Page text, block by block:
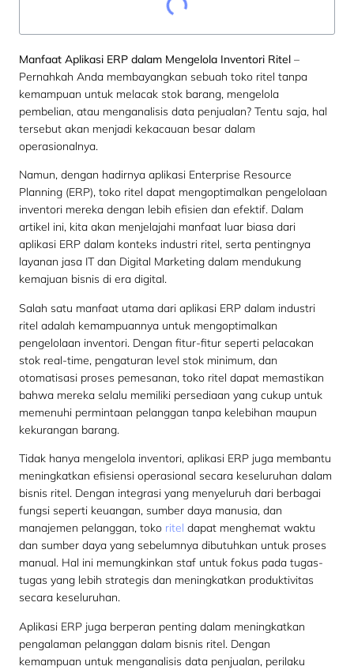
Manfaat Aplikasi ERP dalam Mengelola Inventori Ritel –
Pernahkah Anda membayangkan sebuah toko ritel tanpa
kemampuan untuk melacak stok barang, mengelola
pembelian, atau menganalisis data penjualan? Tentu saja, hal
tersebut akan menjadi kekacauan besar dalam
operasionalnya.
Namun, dengan hadirnya aplikasi Enterprise Resource
Planning (ERP), toko ritel dapat mengoptimalkan pengelolaan
inventori mereka dengan lebih efisien dan efektif. Dalam
artikel ini, kita akan menjelajahi manfaat luar biasa dari
aplikasi ERP dalam konteks industri ritel, serta pentingnya
layanan jasa IT dan Digital Marketing dalam mendukung
kemajuan bisnis di era digital.
Salah satu manfaat utama dari aplikasi ERP dalam industri
ritel adalah kemampuannya untuk mengoptimalkan
pengelolaan inventori. Dengan fitur-fitur seperti pelacakan
stok real-time, pengaturan level stok minimum, dan
otomatisasi proses pemesanan, toko ritel dapat memastikan
bahwa mereka selalu memiliki persediaan yang cukup untuk
memenuhi permintaan pelanggan tanpa kelebihan maupun
kekurangan barang.
Tidak hanya mengelola inventori, aplikasi ERP juga membantu
meningkatkan efisiensi operasional secara keseluruhan dalam
bisnis ritel. Dengan integrasi yang menyeluruh dari berbagai
fungsi seperti keuangan, sumber daya manusia, dan
manajemen pelanggan, toko ritel dapat menghemat waktu
dan sumber daya yang sebelumnya dibutuhkan untuk proses
manual. Hal ini memungkinkan staf untuk fokus pada tugas-
tugas yang lebih strategis dan meningkatkan produktivitas
secara keseluruhan.
Aplikasi ERP juga berperan penting dalam meningkatkan
pengalaman pelanggan dalam bisnis ritel. Dengan
kemampuan untuk menganalisis data penjualan, perilaku